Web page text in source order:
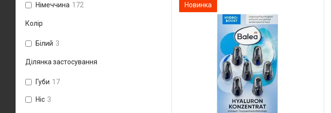
Новинка
Німеччина 172
Колір
Білий 3
Ділянка застосування
Губи 17
Ніс 3